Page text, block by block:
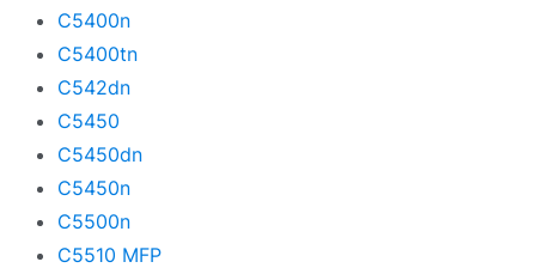
C5400n
C5400tn
C542dn
C5450
C5450dn
C5450n
C5500n
C5510 MFP